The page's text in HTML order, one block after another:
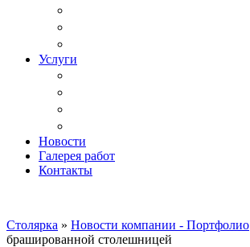
Услуги
Новости
Галерея работ
Контакты
Столярка » Новости компании - Портфолио
брашированной столешницей